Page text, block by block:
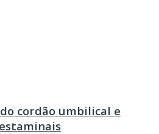
cordão umbilical e